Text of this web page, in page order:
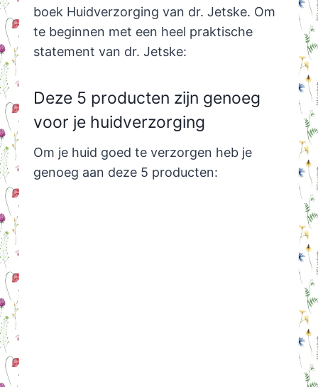
boek Huidverzorging van dr. Jetske. Om
te beginnen met een heel praktische
statement van dr. Jetske:
Deze 5 producten zijn genoeg
voor je huidverzorging
Om je huid goed te verzorgen heb je
genoeg aan deze 5 producten: